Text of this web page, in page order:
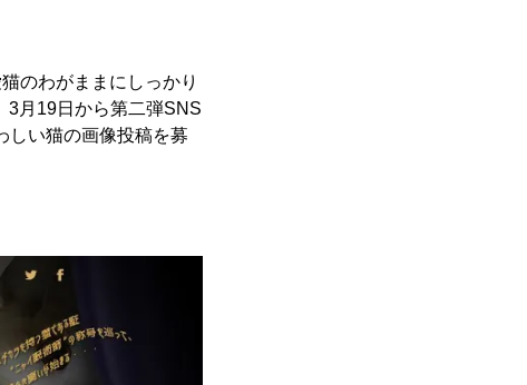
のわがままにしっかり
3月19日から第二弾SNS
しい猫の画像投稿を募